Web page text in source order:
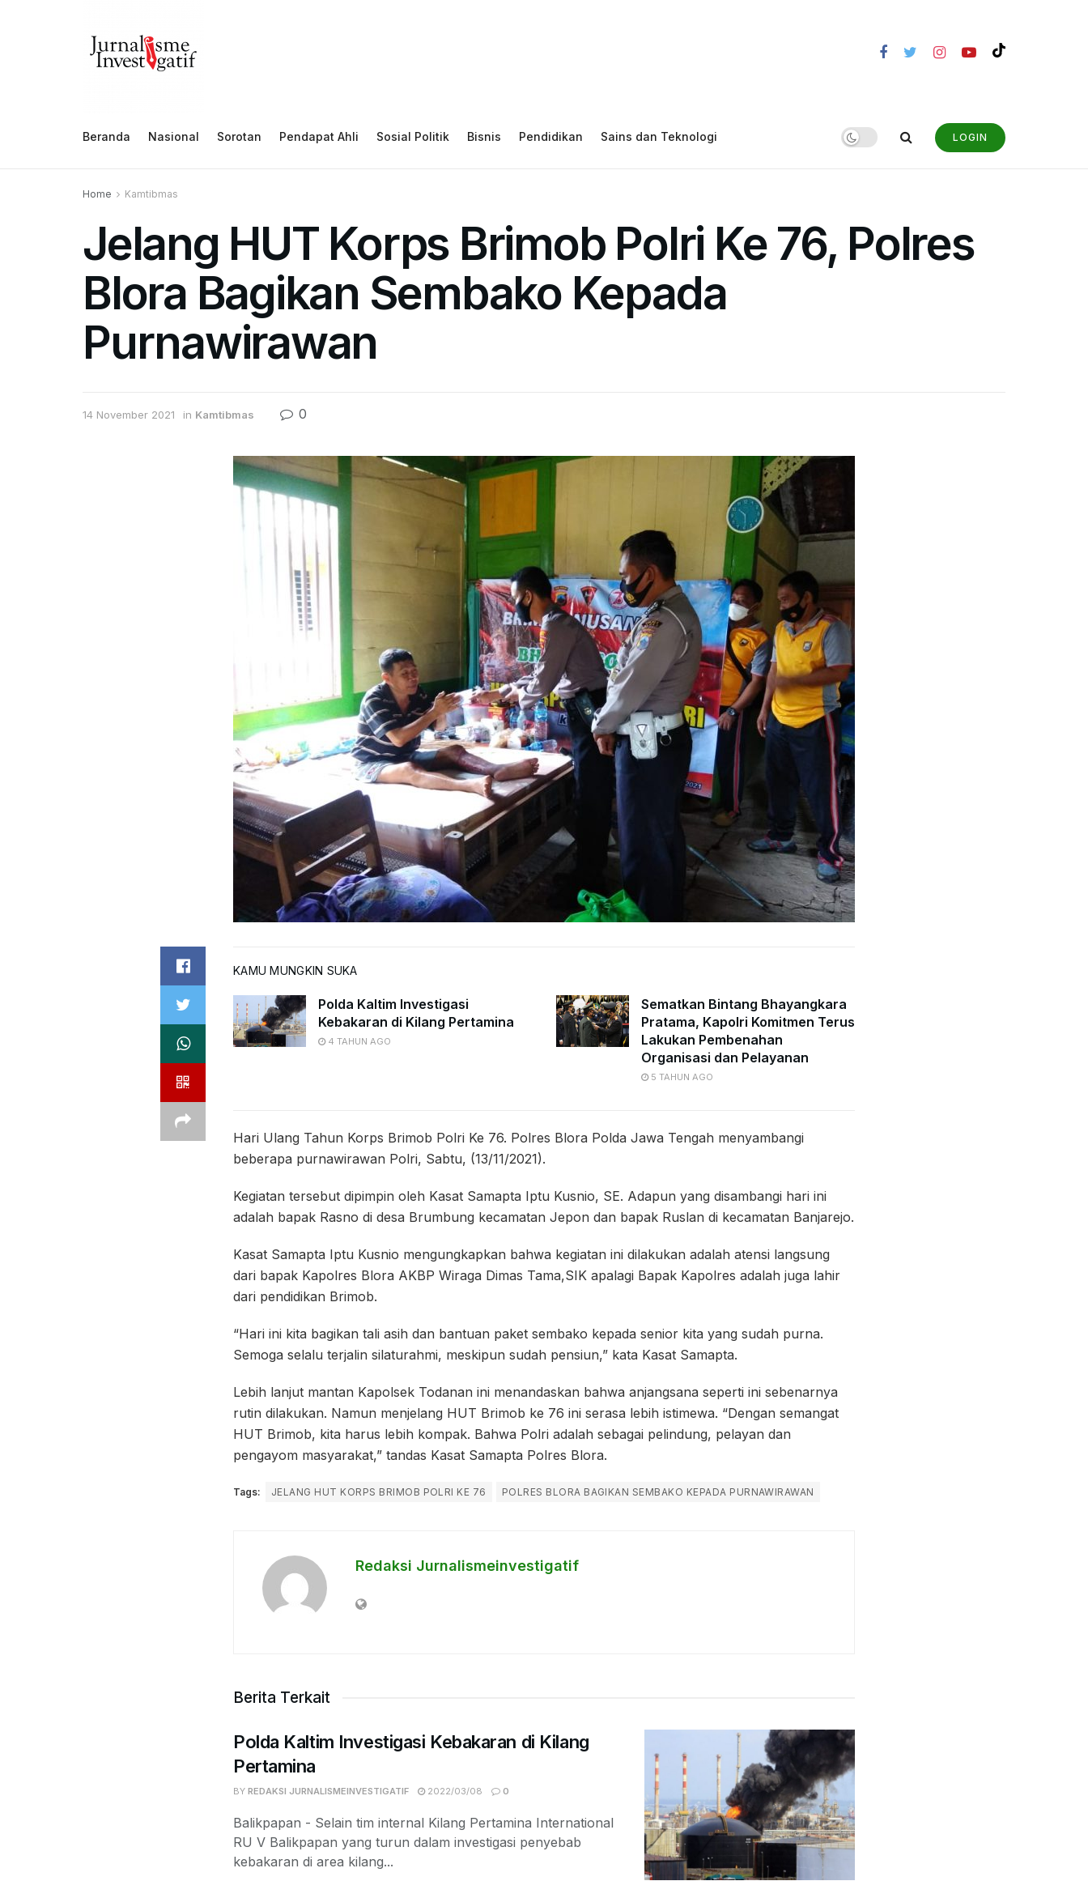
Beranda Nasional Sorotan Pendapat Ahli Sosial Politik Bisnis Pendidikan Sains dan Teknologi LOGIN
Home Kamtibmas
Jelang HUT Korps Brimob Polri Ke 76, Polres
Blora Bagikan Sembako Kepada
Purnawirawan
14 November 2021 in Kamtibmas 0
KAMU MUNGKIN SUKA
Polda Kaltim Investigasi
Kebakaran di Kilang Pertamina
4 TAHUN AGO
Sematkan Bintang Bhayangkara
Pratama, Kapolri Komitmen Terus
Lakukan Pembenahan
Organisasi dan Pelayanan
5 TAHUN AGO
Hari Ulang Tahun Korps Brimob Polri Ke 76. Polres Blora Polda Jawa Tengah menyambangi
beberapa purnawirawan Polri, Sabtu, (13/11/2021).
Kegiatan tersebut dipimpin oleh Kasat Samapta Iptu Kusnio, SE. Adapun yang disambangi hari ini
adalah bapak Rasno di desa Brumbung kecamatan Jepon dan bapak Ruslan di kecamatan Banjarejo.
Kasat Samapta Iptu Kusnio mengungkapkan bahwa kegiatan ini dilakukan adalah atensi langsung
dari bapak Kapolres Blora AKBP Wiraga Dimas Tama,SIK apalagi Bapak Kapolres adalah juga lahir
dari pendidikan Brimob.
“Hari ini kita bagikan tali asih dan bantuan paket sembako kepada senior kita yang sudah purna.
Semoga selalu terjalin silaturahmi, meskipun sudah pensiun,” kata Kasat Samapta.
Lebih lanjut mantan Kapolsek Todanan ini menandaskan bahwa anjangsana seperti ini sebenarnya
rutin dilakukan. Namun menjelang HUT Brimob ke 76 ini serasa lebih istimewa. “Dengan semangat
HUT Brimob, kita harus lebih kompak. Bahwa Polri adalah sebagai pelindung, pelayan dan
pengayom masyarakat,” tandas Kasat Samapta Polres Blora.
Tags: JELANG HUT KORPS BRIMOB POLRI KE 76 POLRES BLORA BAGIKAN SEMBAKO KEPADA PURNAWIRAWAN
Redaksi Jurnalismeinvestigatif
Berita Terkait
Polda Kaltim Investigasi Kebakaran di Kilang
Pertamina
BY REDAKSI JURNALISMEINVESTIGATIF 2022/03/08 0
Balikpapan - Selain tim internal Kilang Pertamina International
RU V Balikpapan yang turun dalam investigasi penyebab
kebakaran di area kilang...